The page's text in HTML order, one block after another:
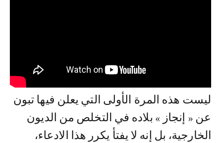
ليست هذه المرة الأولى التي يعلن فيها تبون
عن « إنجاز » بلاده في التخلص من الديون
الخارجية، بل إنه لا يفتأ يكرر هذا الادعاء،